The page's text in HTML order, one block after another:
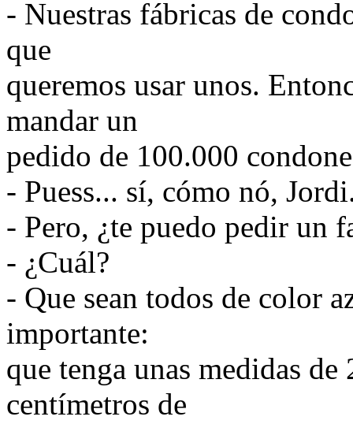
- Nuestras fábricas de
que
queremos usar unos.
mandar un
pedido de 100.000
- Puess... sí, cómo nó,
- Pero, ¿te puedo pedir un
- ¿Cuál?
- Que sean todos de color
importante:
que tenga unas medidas
centímetros de